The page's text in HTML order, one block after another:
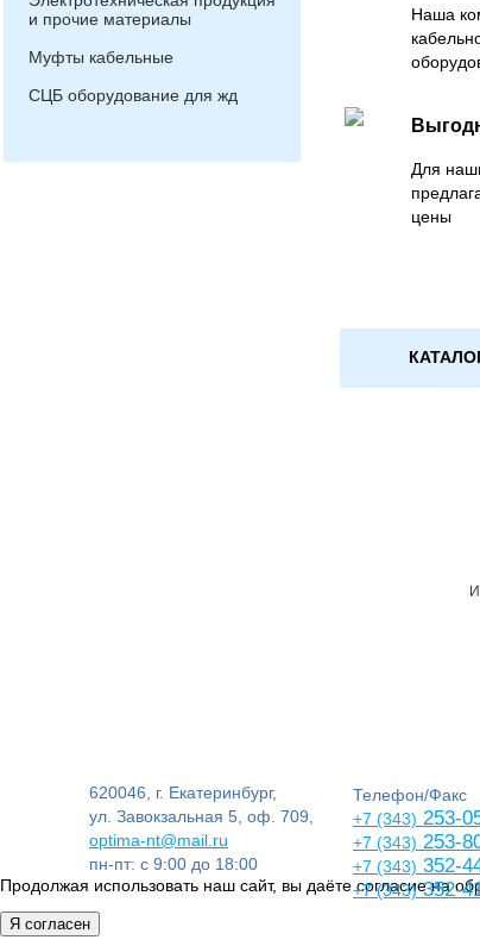
и прочие материалы
Муфты кабельные
СЦБ оборудование для жд
Наша
Для
цены
620046, г. Екатеринбург,
ул. Завокзальная 5, оф. 709,
optima-nt@mail.ru
пн-пт: с 9:00 до 18:00
Телефон/Факс
+7 (343) 253-
+7 (343) 253-
+7 (343) 352-
+7 (343)352-
Продолжая использовать наш сайт, вы даёте согласие на
Я согласен